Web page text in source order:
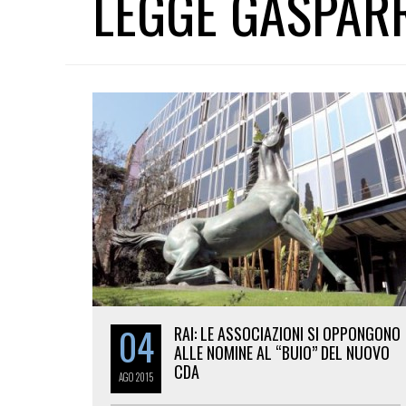
04
AGO2015
RAI: LE ASSOCIAZIONI SI OPPONGONO
ALLE NOMINE AL “BUIO” DEL NUOVO
CDA